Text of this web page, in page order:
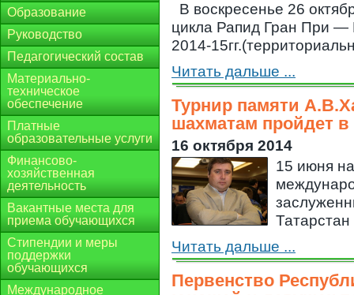
Образование
Руководство
Педагогический состав
Материально-
техническое
обеспечение
Платные
образовательные услуги
Финансово-
хозяйственная
деятельность
Вакантные места для
приема обучающихся
Стипендии и меры
поддержки
обучающихся
Международное
В воскресенье 26
цикла Рапид Гран При
2014-
Читать дальше ...
Турнир памяти
шахматам пройдет в
16 октября 2014
15 июня
Читать дальше ...
Первенство